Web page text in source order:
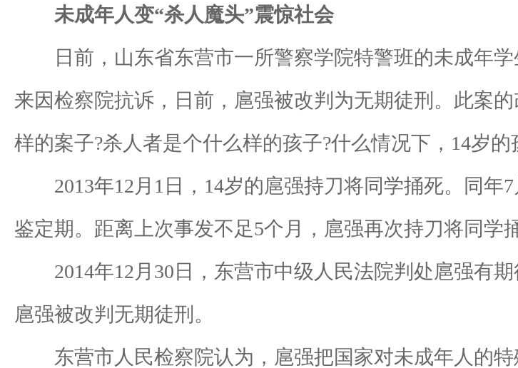
未成年人变“杀人魔头”震惊社会
日前，山东省东营市一所警察学院特警班的未成年学
来因检察院抗诉，日前，扈强被改判为无期徒刑。此案
样的案子?杀人者是个什么样的孩子?什么情况下，14岁
2013年12月1日，14岁的扈强持刀将同学捅死。同年
鉴定期。距离上次事发不足5个月，扈强再次持刀将同学
2014年12月30日，东营市中级人民法院判处扈强有期
扈强被改判无期徒刑。
东营市人民检察院认为，扈强把国家对未成年人的特